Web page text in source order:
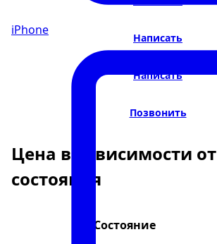
iPhone
Написать
Написать
Позвонить
Цена в зависимости от
состояния
Состояние